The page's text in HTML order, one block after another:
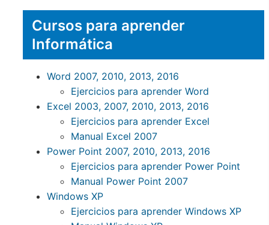
Cursos para aprender
Informática
Word 2007, 2010, 2013, 2016
Ejercicios para aprender Word
Excel 2003, 2007, 2010, 2013, 2016
Ejercicios para aprender Excel
Manual Excel 2007
Power Point 2007, 2010, 2013, 2016
Ejercicios para aprender Power Point
Manual Power Point 2007
Windows XP
Ejercicios para aprender Windows XP